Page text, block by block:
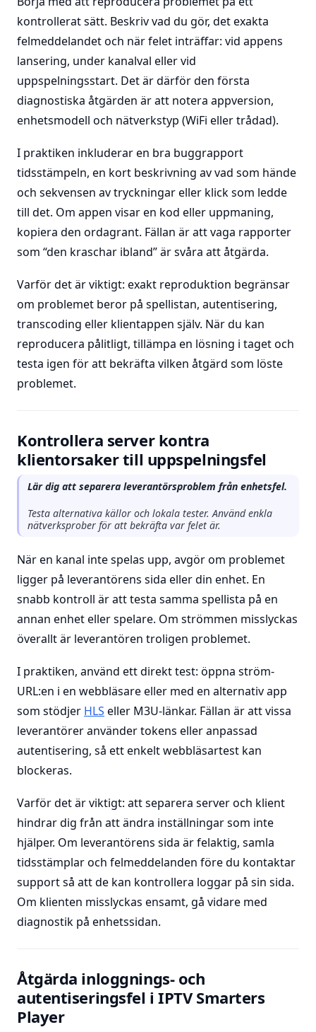
kontrollerat sätt. Beskriv vad du gör, det exakta
felmeddelandet och när felet inträffar: vid appens
lansering, under kanalval eller vid
uppspelningsstart. Det är därför den första
diagnostiska åtgärden är att notera appversion,
enhetsmodell och nätverkstyp (WiFi eller trådad).
I praktiken inkluderar en bra buggrapport
tidsstämpeln, en kort beskrivning av vad som hände
och sekvensen av tryckningar eller klick som ledde
till det. Om appen visar en kod eller uppmaning,
kopiera den ordagrant. Fällan är att vaga rapporter
som “den kraschar ibland” är svåra att åtgärda.
Varför det är viktigt: exakt reproduktion begränsar
om problemet beror på spellistan, autentisering,
transcoding eller klientappen själv. När du kan
reproducera pålitligt, tillämpa en lösning i taget och
testa igen för att bekräfta vilken åtgärd som löste
problemet.
Kontrollera server kontra
klientorsaker till uppspelningsfel
Lär dig att separera leverantörsproblem från enhetsfel.
Testa alternativa källor och lokala tester. Använd enkla
nätverksprober för att bekräfta var felet är.
När en kanal inte spelas upp, avgör om problemet
ligger på leverantörens sida eller din enhet. En
snabb kontroll är att testa samma spellista på en
annan enhet eller spelare. Om strömmen misslyckas
överallt är leverantören troligen problemet.
I praktiken, använd ett direkt test: öppna ström-
URL:en i en webbläsare eller med en alternativ app
som stödjer HLS eller M3U-länkar. Fällan är att vissa
leverantörer använder tokens eller anpassad
autentisering, så ett enkelt webbläsartest kan
blockeras.
Varför det är viktigt: att separera server och klient
hindrar dig från att ändra inställningar som inte
hjälper. Om leverantörens sida är felaktig, samla
tidsstämplar och felmeddelanden före du kontaktar
support så att de kan kontrollera loggar på sin sida.
Om klienten misslyckas ensamt, gå vidare med
diagnostik på enhetssidan.
Åtgärda inloggnings- och
autentiseringsfel i IPTV Smarters
Player